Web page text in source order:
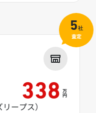
338 万
円
ープス）
5社
査定